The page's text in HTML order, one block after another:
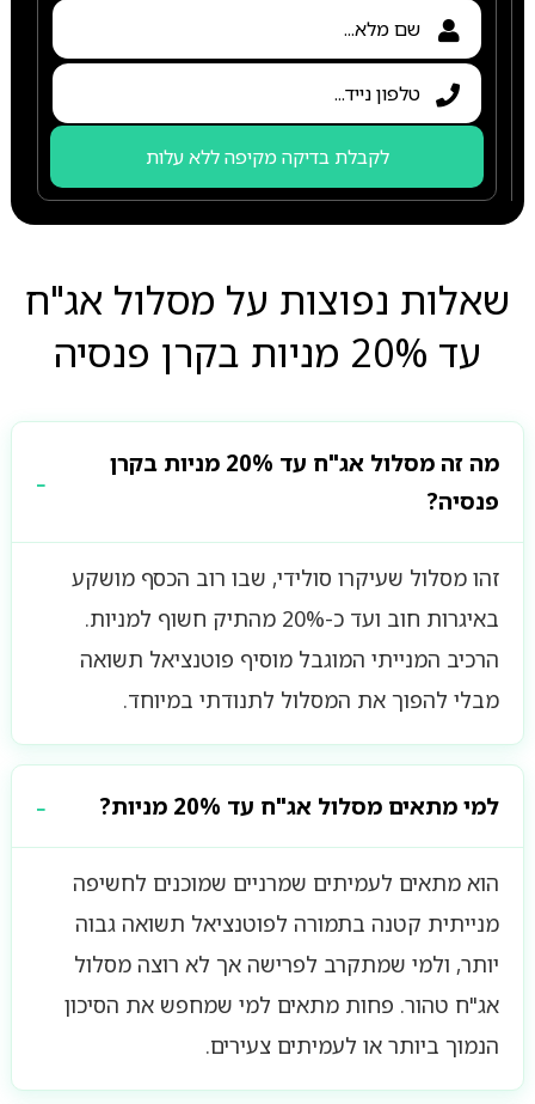
לקבלת בדיקה מקיפה ללא עלות
שאלות נפוצות על מסלול אג"ח
עד 20% מניות בקרן פנסיה
מה זה מסלול אג"ח עד 20% מניות בקרן
פנסיה?
זהו מסלול שעיקרו סולידי, שבו רוב הכסף מושקע
באיגרות חוב ועד כ-20% מהתיק חשוף למניות.
הרכיב המנייתי המוגבל מוסיף פוטנציאל תשואה
מבלי להפוך את המסלול לתנודתי במיוחד.
למי מתאים מסלול אג"ח עד 20% מניות?
הוא מתאים לעמיתים שמרניים שמוכנים לחשיפה
מנייתית קטנה בתמורה לפוטנציאל תשואה גבוה
יותר, ולמי שמתקרב לפרישה אך לא רוצה מסלול
אג"ח טהור. פחות מתאים למי שמחפש את הסיכון
הנמוך ביותר או לעמיתים צעירים.